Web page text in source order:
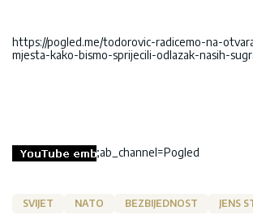
https://pogled.me/todorovic-radicemo-na-
mjesta-kako-bismo-sprijecili-odlazak-nasih-
;ab_channel=Pogled
SVIJET NATO BEZBIJEDNOST JENS